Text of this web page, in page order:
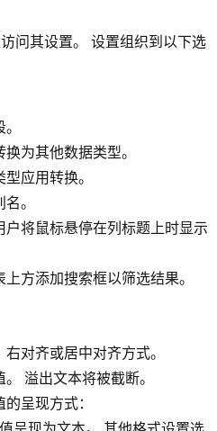
问其设置。 设置组织到以下选
为其他数据类型。
应用转换。
。
户将鼠标悬停在列标题上时显示
方添加搜索框以筛选结果。
对齐或居中对齐方式。
溢出文本将被截断。
呈现方式：